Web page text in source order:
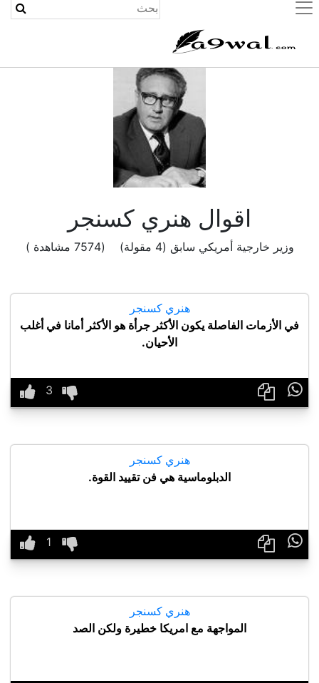
(current)
اقوال هنري كسنجر
وزير خارجية أمريكي سابق (4 مقولة) (7574 مشاهدة )
هنري كسنجر
في الأزمات الفاصلة يكون الأكثر جرأة هو الأكثر أمانا في أغلب
الأحيان.

هنري كسنجر
الدبلوماسية هي فن تقييد القوة.

هنري كسنجر
المواجهة مع امريكا خطيرة ولكن الصد